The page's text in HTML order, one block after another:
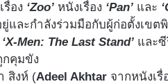
รื่อง ‘Zoo’ หนังเรื่อง ‘Pan’ และ
และกำลังร่วมมือกับผู้ก่อตั้งเขต
‘X-Men: The Last Stand’ และ
กคุมขัง
สิงห์ (Adeel Akhtar จากหนังเรื่